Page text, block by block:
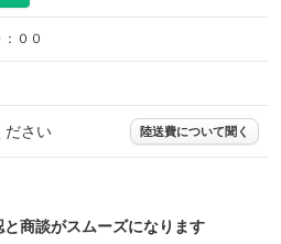
００
ださい 陸送費について聞く
と商談がスムーズになります